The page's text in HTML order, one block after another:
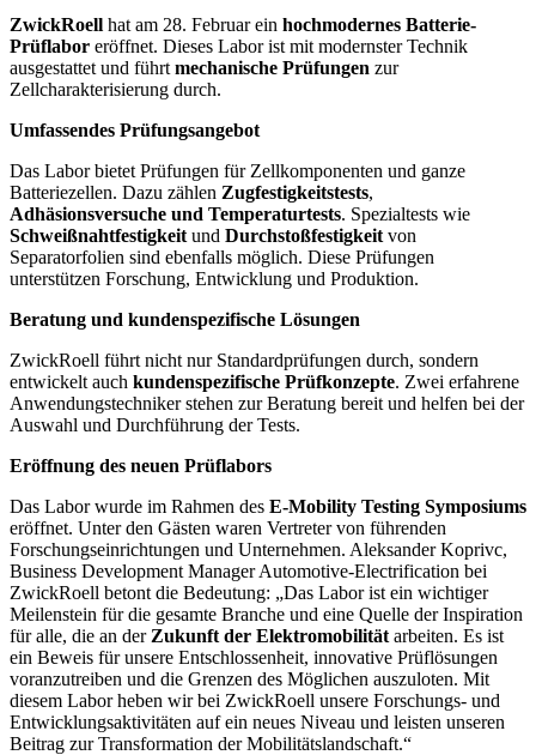
ZwickRoell hat am 28. Februar ein hochmodernes Batterie-
Prüflabor eröffnet. Dieses Labor ist mit modernster Technik
ausgestattet und führt mechanische Prüfungen zur
Zellcharakterisierung durch.
Umfassendes Prüfungsangebot
Das Labor bietet Prüfungen für Zellkomponenten und ganze
Batteriezellen. Dazu zählen Zugfestigkeitstests,
Adhäsionsversuche und Temperaturtests. Spezialtests wie
Schweißnahtfestigkeit und Durchstoßfestigkeit von
Separatorfolien sind ebenfalls möglich. Diese Prüfungen
unterstützen Forschung, Entwicklung und Produktion.
Beratung und kundenspezifische Lösungen
ZwickRoell führt nicht nur Standardprüfungen durch, sondern
entwickelt auch kundenspezifische Prüfkonzepte. Zwei erfahrene
Anwendungstechniker stehen zur Beratung bereit und helfen bei der
Auswahl und Durchführung der Tests.
Eröffnung des neuen Prüflabors
Das Labor wurde im Rahmen des E-Mobility Testing Symposiums
eröffnet. Unter den Gästen waren Vertreter von führenden
Forschungseinrichtungen und Unternehmen. Aleksander Koprivc,
Business Development Manager Automotive-Electrification bei
ZwickRoell betont die Bedeutung: „Das Labor ist ein wichtiger
Meilenstein für die gesamte Branche und eine Quelle der Inspiration
für alle, die an der Zukunft der Elektromobilität arbeiten. Es ist
ein Beweis für unsere Entschlossenheit, innovative Prüflösungen
voranzutreiben und die Grenzen des Möglichen auszuloten. Mit
diesem Labor heben wir bei ZwickRoell unsere Forschungs- und
Entwicklungsaktivitäten auf ein neues Niveau und leisten unseren
Beitrag zur Transformation der Mobilitätslandschaft.“